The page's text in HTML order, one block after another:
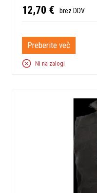
12,70 € brez DDV
Preberite več
Ni na zalogi